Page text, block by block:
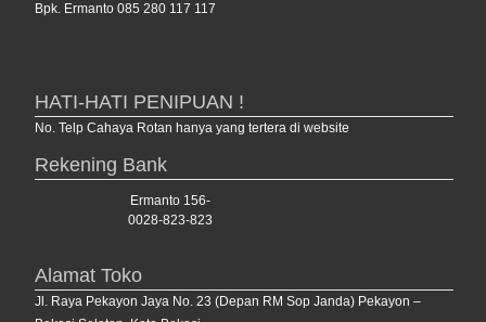
Bpk. Ermanto 085 280 117 117
HATI-HATI PENIPUAN !
No. Telp Cahaya Rotan hanya yang tertera di website
Rekening Bank
Ermanto 156-
0028-823-823
Alamat Toko
Jl. Raya Pekayon Jaya No. 23 (Depan RM Sop Janda) Pekayon –